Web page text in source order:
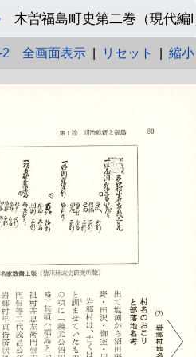
木曽福島町史第二巻（現代編